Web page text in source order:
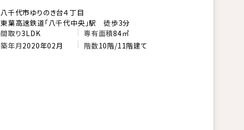
八千代市ゆりのき台４丁目
東葉高速鉄道「八千代中央」駅 徒歩3分
間取り3LDK 専有面積84㎡
築年月2020年02月 階数10階/11階建て